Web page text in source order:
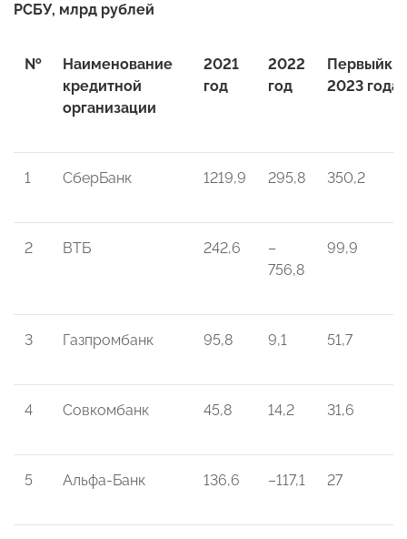
РСБУ, млрд рублей
№
Наименование
кредитной
организации
2021
год
2022
год
Первый
2023 года
1 СберБанк 1219,9 295,8 350,2
2 ВТБ 242,6
–
756,8
99,9
3 Газпромбанк 95,8 9,1 51,7
4 Совкомбанк 45,8 14,2 31,6
5 Альфа-Банк 136,6 –117,1 27